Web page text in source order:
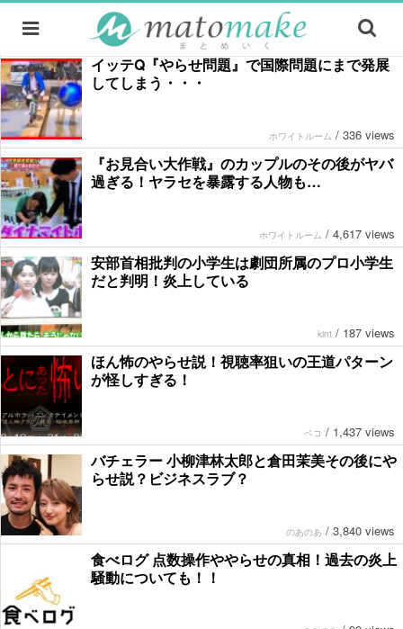
イッテQ『やらせ問題』で国際問題にまで発展
してしまう・・・
ホワイトルーム / 336 views
『お見合い大作戦』のカップルのその後がヤバ
過ぎる！ヤラセを暴露する人物も…
ホワイトルーム / 4,617 views
安部首相批判の小学生は劇団所属のプロ小学生
だと判明！炎上している
kint / 187 views
ほん怖のやらせ説！視聴率狙いの王道パターン
が怪しすぎる！
ペコ / 1,437 views
バチェラー 小柳津林太郎と倉田茉美その後にや
らせ説？ビジネスラブ？
のあのあ / 3,840 views
食べログ 点数操作ややらせの真相！過去の炎上
騒動についても！！